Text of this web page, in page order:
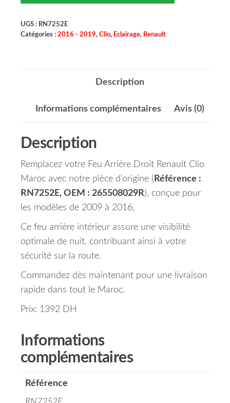
UGS : RN7252E
Catégories : 2016 - 2019, Clio, Eclairage, Renault
Description
Informations complémentaires Avis (0)
Description
Remplacez votre Feu Arrière Droit Renault Clio
Maroc avec notre pièce d’origine ( Référence :
RN7252E, OEM : 265508029R), conçue pour
les modèles de 2009 à 2016.
Ce feu arrière intérieur assure une visibilité
optimale de nuit, contribuant ainsi à votre
sécurité sur la route.
Commandez dès maintenant pour une livraison
rapide dans tout le Maroc.
Prix: 1392 DH
Informations
complémentaires
Référence